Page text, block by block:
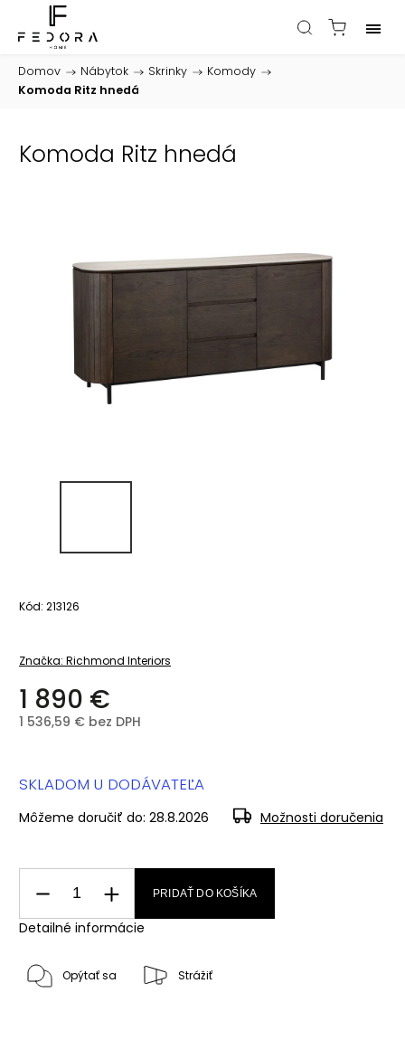
Domov / Nábytok / Skrinky / Komody /
Komoda Ritz hnedá
Komoda Ritz hnedá
Kód: 213126
Značka: Richmond Interiors
1 890 €
1 536,59 € bez DPH
SKLADOM U DODÁVATEĽA
Môžeme doručiť do: 28.8.2026 Možnosti doručenia
PRIDAŤ DO KOŠÍKA
Detailné informácie
Opýtať sa Strážiť